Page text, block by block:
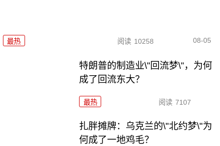
最热 阅读 10258 08-05
特朗普的制造业\"回流梦\"，为何
成了回流东大？
最热 阅读 7107
扎胖摊牌：乌克兰的\"北约梦\"为
何成了一地鸡毛？